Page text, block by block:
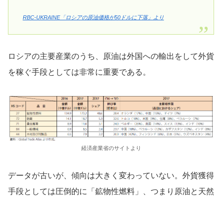
RBC-UKRAINE「ロシアの原油価格が50ドルに下落」より
ロシアの主要産業のうち、原油は外国への輸出をして外貨
を稼ぐ手段としては非常に重要である。
経済産業省のサイトより
データが古いが、傾向は大きく変わっていない。外貨獲得
手段としては圧倒的に「鉱物性燃料」、つまり原油と天然